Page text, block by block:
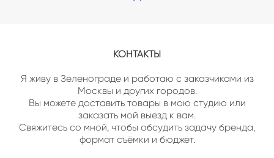
КОНТАКТЫ
Я живу в Зеленограде и работаю с заказчиками из
Москвы и других городов.
Вы можете доставить товары в мою студию или
заказать мой выезд к вам.
Свяжитесь со мной, чтобы обсудить задачу бренда,
формат съёмки и бюджет.